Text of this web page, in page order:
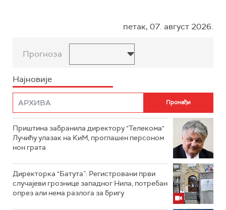
петак, 07. август 2026.
Прогноза
Најновије
Приштина забранила директору "Телекома"
Лучићу улазак на КиМ, проглашен персоном
нон грата
Директорка "Батута”: Регистровани први
случајеви грознице западног Нила, потребан
опрез али нема разлога за бригу